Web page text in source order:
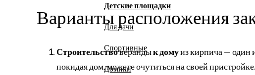
Детские площадки
Для дачи
Спортивные
Домики
Варианты расположения
Строительствоверандык домуиз кирпича — один
покидая дом, можете очутиться на своей